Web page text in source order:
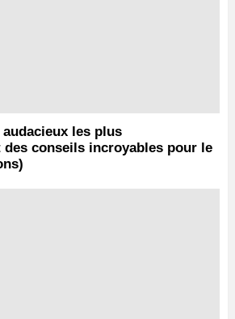
les plus
conseils incroyables pour le